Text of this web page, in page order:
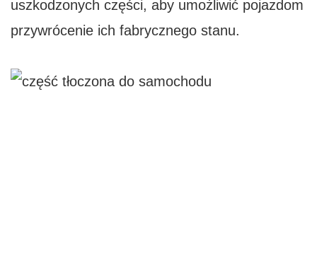
uszkodzonych części, aby umożliwić pojazdom
przywrócenie ich fabrycznego stanu.